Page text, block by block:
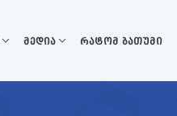
მედია რატომ ბათუმი